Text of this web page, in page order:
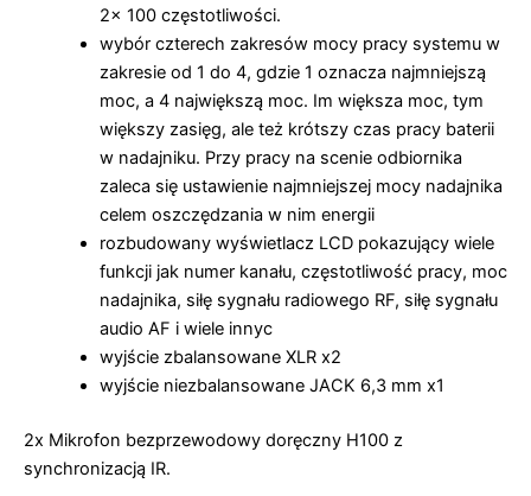
2x 100 częstotliwości.
wybór czterech zakresów mocy pracy systemu w
zakresie od 1 do 4, gdzie 1 oznacza najmniejszą
moc, a 4 największą moc. Im większa moc, tym
większy zasięg, ale też krótszy czas pracy baterii
w nadajniku. Przy pracy na scenie odbiornika
zaleca się ustawienie najmniejszej mocy nadajnika
celem oszczędzania w nim energii
rozbudowany wyświetlacz LCD pokazujący wiele
funkcji jak numer kanału, częstotliwość pracy, moc
nadajnika, siłę sygnału radiowego RF, siłę sygnału
audio AF i wiele innyc
wyjście zbalansowane XLR x2
wyjście niezbalansowane JACK 6,3 mm x1
2x Mikrofon bezprzewodowy doręczny H100 z
synchronizacją IR.